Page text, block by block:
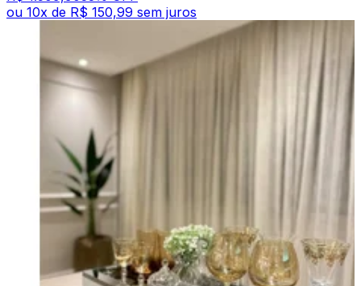
ou 10x de R$ 150,99 sem juros